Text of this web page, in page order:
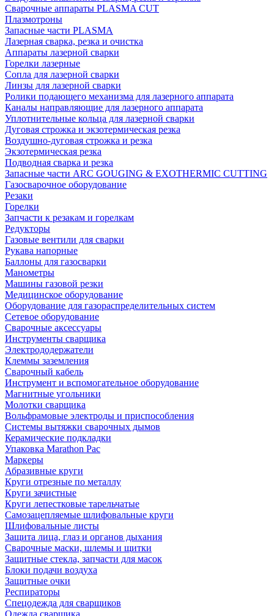
Сварочные аппараты PLASMA CUT
Плазмотроны
Запасные части PLASMA
Лазерная сварка, резка и очистка
Аппараты лазерной сварки
Горелки лазерные
Сопла для лазерной сварки
Линзы для лазерной сварки
Ролики подающего механизма для лазерного аппарата
Каналы направляющие для лазерного аппарата
Уплотнительные кольца для лазерной сварки
Дуговая строжка и экзотермическая резка
Воздушно-дуговая строжка и резка
Экзотермическая резка
Подводная сварка и резка
Запасные части ARC GOUGING & EXOTHERMIC CUTTING
Газосварочное оборудование
Резаки
Горелки
Запчасти к резакам и горелкам
Редукторы
Газовые вентили для сварки
Рукава напорные
Баллоны для газосварки
Манометры
Машины газовой резки
Медицинское оборудование
Оборудование для газораспределительных систем
Сетевое оборудование
Сварочные аксессуары
Инструменты сварщика
Электрододержатели
Клеммы заземления
Сварочный кабель
Инструмент и вспомогательное оборудование
Магнитные угольники
Молотки сварщика
Вольфрамовые электроды и приспособления
Системы вытяжки сварочных дымов
Керамические подкладки
Упаковка Marathon Pac
Маркеры
Абразивные круги
Круги отрезные по металлу
Круги зачистные
Круги лепестковые тарельчатые
Самозацепляемые шлифовальные круги
Шлифовальные листы
Защита лица, глаз и органов дыхания
Сварочные маски, шлемы и щитки
Защитные стекла, запчасти для масок
Блоки подачи воздуха
Защитные очки
Респираторы
Спецодежда для сварщиков
Одежда сварщика